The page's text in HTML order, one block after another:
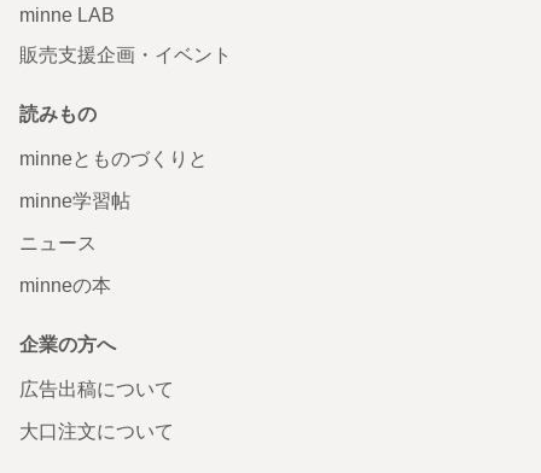
minne LAB
販売支援企画・イベント
読みもの
minneとものづくりと
minne学習帖
ニュース
minneの本
企業の方へ
広告出稿について
大口注文について